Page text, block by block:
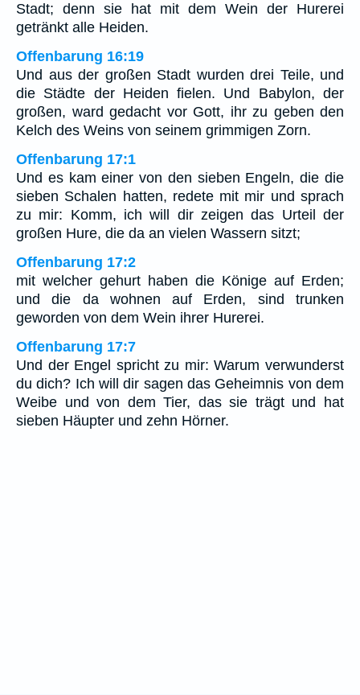
Stadt; denn sie hat mit dem Wein der Hurerei
getränkt alle Heiden.
Offenbarung 16:19
Und aus der großen Stadt wurden drei Teile, und
die Städte der Heiden fielen. Und Babylon, der
großen, ward gedacht vor Gott, ihr zu geben den
Kelch des Weins von seinem grimmigen Zorn.
Offenbarung 17:1
Und es kam einer von den sieben Engeln, die die
sieben Schalen hatten, redete mit mir und sprach
zu mir: Komm, ich will dir zeigen das Urteil der
großen Hure, die da an vielen Wassern sitzt;
Offenbarung 17:2
mit welcher gehurt haben die Könige auf Erden;
und die da wohnen auf Erden, sind trunken
geworden von dem Wein ihrer Hurerei.
Offenbarung 17:7
Und der Engel spricht zu mir: Warum verwunderst
du dich? Ich will dir sagen das Geheimnis von dem
Weibe und von dem Tier, das sie trägt und hat
sieben Häupter und zehn Hörner.